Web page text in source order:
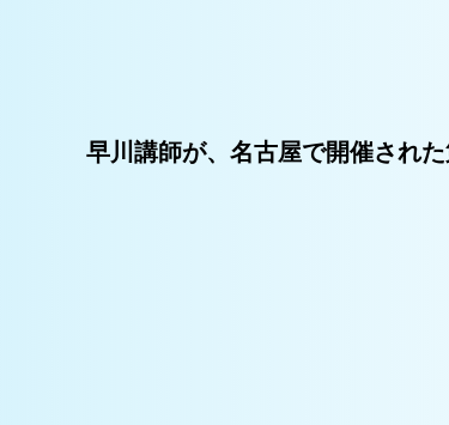
早川講師が、名古屋で開催され